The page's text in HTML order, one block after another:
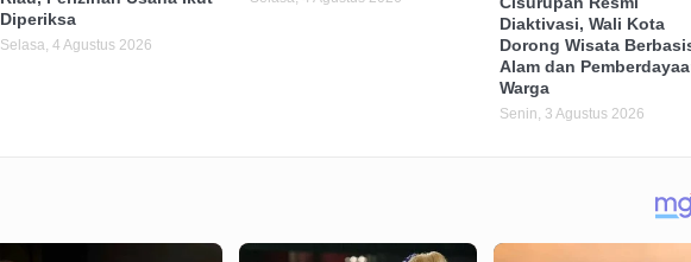
Diperiksa
Selasa, 4 Agustus 2026
Diaktivasi, Wali Kota
Dorong Wisata
Alam dan
Warga
Senin, 3 Agustus 2026